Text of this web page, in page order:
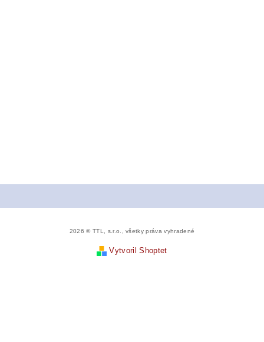
2026 © TTL, s.r.o., všetky práva vyhradené
Vytvoril Shoptet